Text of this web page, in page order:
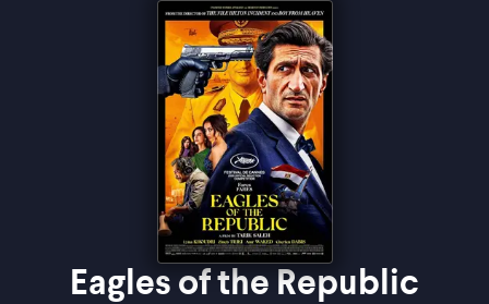
Eagles of the Republic